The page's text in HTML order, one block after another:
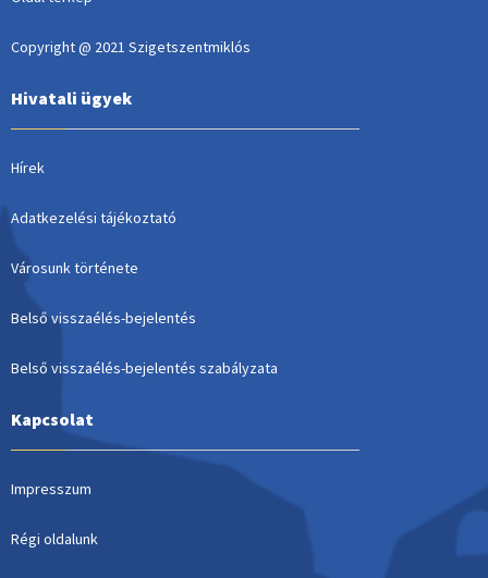
Copyright @ 2021 Szigetszentmiklós
Hivatali ügyek
Hírek
Adatkezelési tájékoztató
Városunk története
Belső visszaélés-bejelentés
Belső visszaélés-bejelentés szabályzata
Kapcsolat
Impresszum
Régi oldalunk